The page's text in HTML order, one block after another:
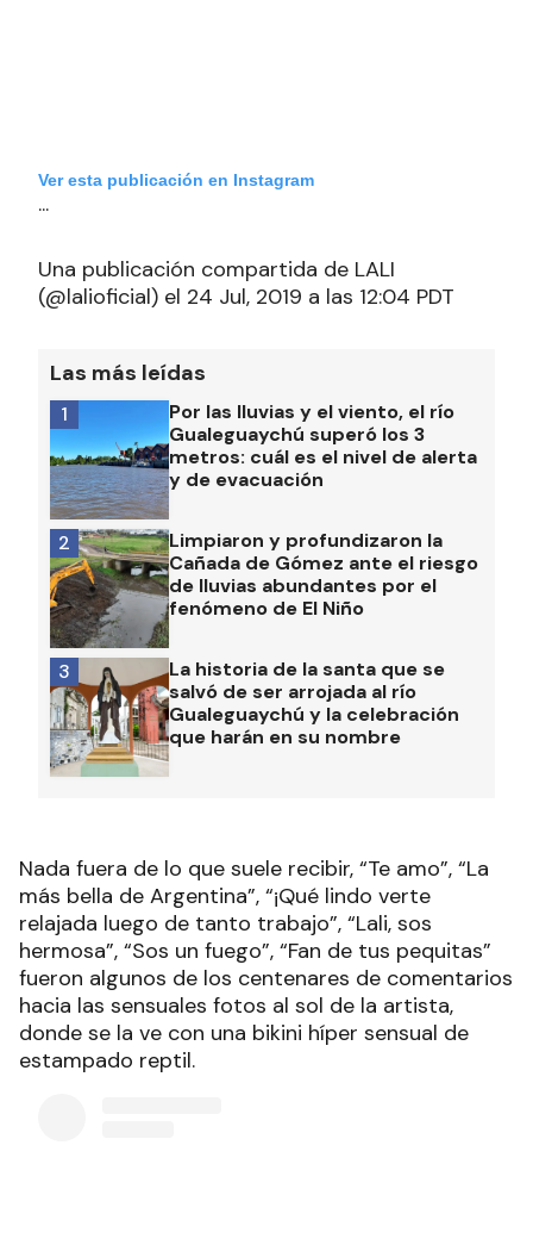
Ver esta publicación en Instagram
...
Una publicación compartida de LALI
(@lalioficial) el 24 Jul, 2019 a las 12:04 PDT
Las más leídas
Por las lluvias y el viento, el río
Gualeguaychú superó los 3
metros: cuál es el nivel de alerta
y de evacuación
1
Limpiaron y profundizaron la
Cañada de Gómez ante el riesgo
de lluvias abundantes por el
fenómeno de El Niño
2
La historia de la santa que se
salvó de ser arrojada al río
Gualeguaychú y la celebración
que harán en su nombre
3
Nada fuera de lo que suele recibir, “Te amo”, “La
más bella de Argentina”, “¡Qué lindo verte
relajada luego de tanto trabajo”, “Lali, sos
hermosa”, “Sos un fuego”, “Fan de tus pequitas”
fueron algunos de los centenares de comentarios
hacia las sensuales fotos al sol de la artista,
donde se la ve con una bikini híper sensual de
estampado reptil.